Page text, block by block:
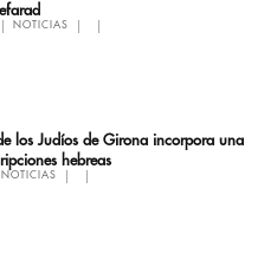
NOTICIAS
los Judíos de Girona incorpora una
hebreas
NOTICIAS